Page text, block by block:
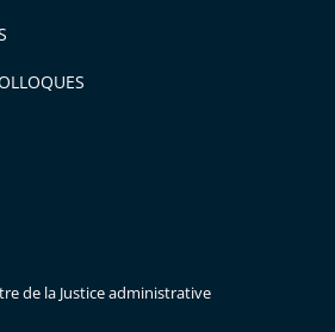
de la Justice administrative